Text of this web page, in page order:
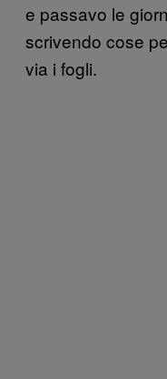
e passavo le
scrivendo cose
via i fogli.